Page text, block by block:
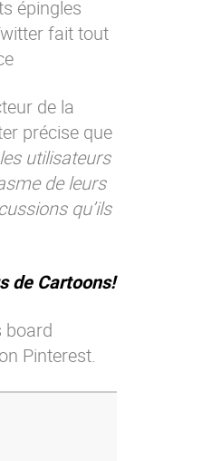
Essayez eXo
épingles
fait tout
de la
précise que
utilisateurs
de leurs
qu’ils
de Cartoons!
board
Pinterest.